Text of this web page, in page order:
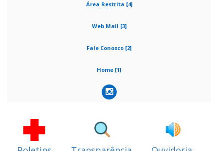
Área Restrita [4]
Web Mail [3]
Fale Conosco [2]
Home [1]